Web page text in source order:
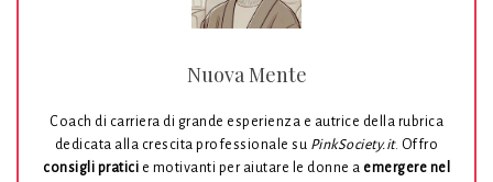
Nuova Mente
Coach di carriera di grande esperienza e autrice della rubrica
dedicata alla crescita professionale su PinkSociety.it. Offro
consigli pratici e motivanti per aiutare le donne a emergere nel